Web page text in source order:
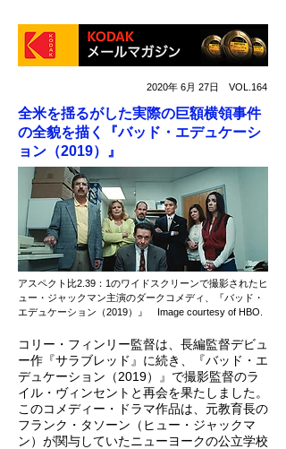
2020年 6月 27日 VOL.164
全米を揺るがした実際の巨額横領事件
の全貌を描く『バッド・エデュケーシ
ョン（2019）』
アスペクト比2.39：1のワイドスクリーンで撮影されたヒ
ュー・ジャックマン主演のダークコメディ、『バッド・
エデュケーション（2019）』 Image courtesy of HBO.
コリー・フィンリー監督は、長編監督デビュ
ー作『サラブレッド』に続き、『バッド・エ
デュケーション（2019）』で撮影監督のラ
イル・ヴィンセントと再会を果たしました。
このコメディー・ドラマ作品は、元教育長の
フランク・タソーン（ヒュー・ジャックマ
ン）が関与していたニューヨークの公立学校